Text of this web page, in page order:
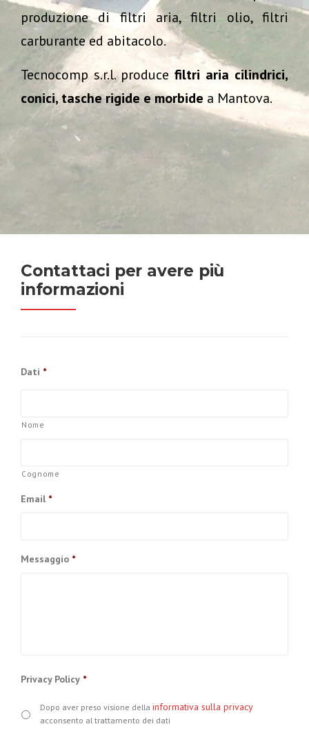
produzione di filtri aria, filtri olio, filtri
carburante ed abitacolo.
Tecnocomp s.r.l. produce filtri aria cilindrici,
conici, tasche rigide e morbide a Mantova.
Contattaci per avere più
informazioni
Dati *
Nome
Cognome
Email *
Messaggio *
Privacy Policy *
Dopo aver preso visione della informativa sulla privacy
acconsento al trattamento dei dati